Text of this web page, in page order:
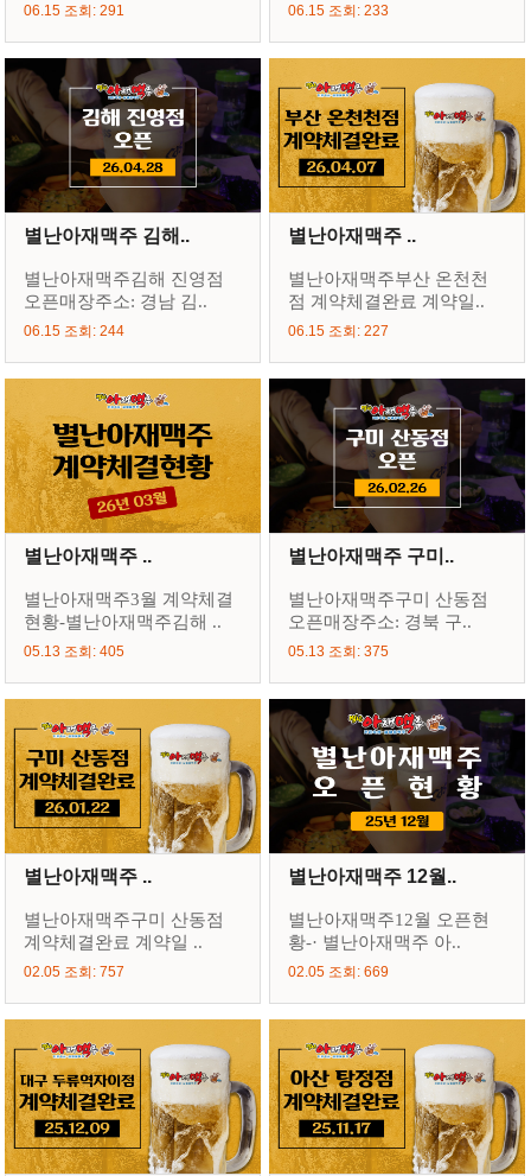
06.15 조회: 291 06.15 조회: 233
별난아재맥주 김해..
별난아재맥주김해 진영점
오픈매장주소: 경남 김..
06.15 조회: 244
별난아재맥주 ..
별난아재맥주부산 온천천
점 계약체결완료 계약일..
06.15 조회: 227
별난아재맥주 ..
별난아재맥주3월 계약체결
현황-별난아재맥주김해 ..
05.13 조회: 405
별난아재맥주 구미..
별난아재맥주구미 산동점
오픈매장주소: 경북 구..
05.13 조회: 375
별난아재맥주 ..
별난아재맥주구미 산동점
계약체결완료 계약일 ..
02.05 조회: 757
별난아재맥주 12월..
별난아재맥주12월 오픈현
황-· 별난아재맥주 아..
02.05 조회: 669